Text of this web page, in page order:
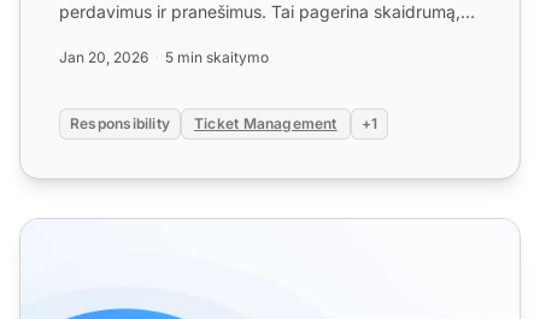
perdavimus ir pranešimus. Tai pagerina skaidrumą,
Jan 20, 2026 5 min skaitymo
Responsibility Ticket Management +1
Agentų funkcijos